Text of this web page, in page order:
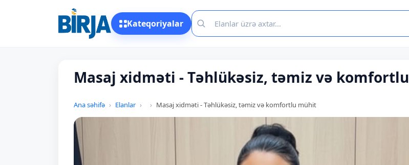
Kateqoriyalar
Masaj xidməti - Təhlükəsiz, təmiz və
Ana səhifə Elanlar Masaj xidməti - Təhlükəsiz, təmiz və komfortlu mühit